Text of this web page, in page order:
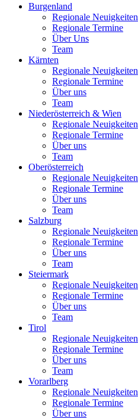
Burgenland
Regionale Neuigkeiten
Regionale Termine
Über Uns
Team
Kärnten
Regionale Neuigkeiten
Regionale Termine
Über uns
Team
Niederösterreich & Wien
Regionale Neuigkeiten
Regionale Termine
Über uns
Team
Oberösterreich
Regionale Neuigkeiten
Regionale Termine
Über uns
Team
Salzburg
Regionale Neuigkeiten
Regionale Termine
Über uns
Team
Steiermark
Regionale Neuigkeiten
Regionale Termine
Über uns
Team
Tirol
Regionale Neuigkeiten
Regionale Termine
Über uns
Team
Vorarlberg
Regionale Neuigkeiten
Regionale Termine
Über uns